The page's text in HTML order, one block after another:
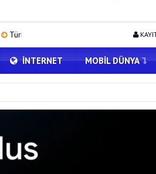
tarihi içerikler tek platformda
İNTERNET MOBIL DÜNYA